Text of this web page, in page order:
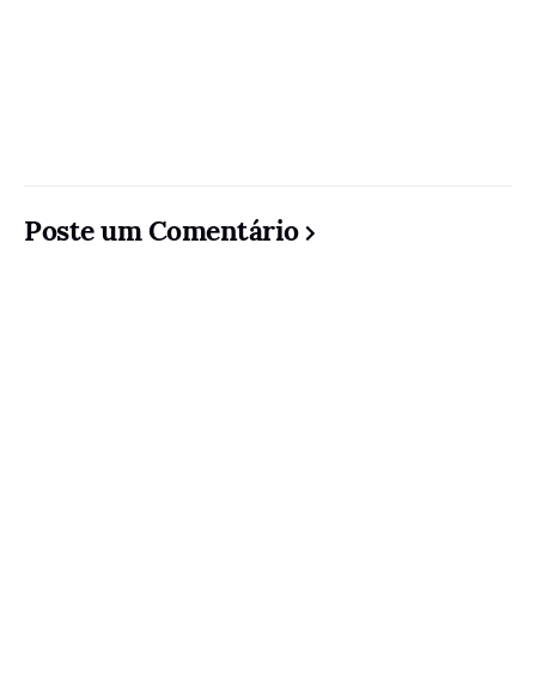
Poste um Comentário